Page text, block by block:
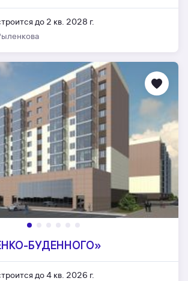
до 2 кв. 2028 г.
БУДЕННОГО»
до 4 кв. 2026 г.